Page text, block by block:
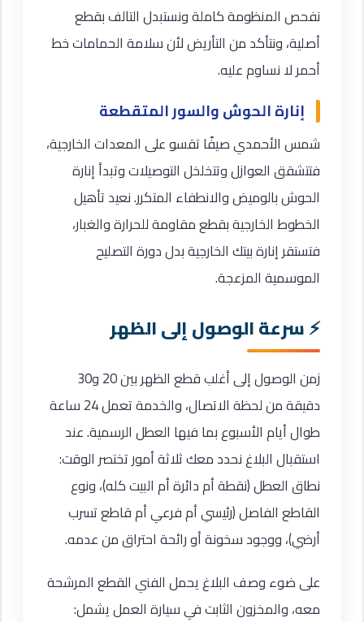
نفحص المنظومة كاملة ونستبدل التالف بقطع
أصلية، ونتأكد من التأريض لأن سلامة الحمامات خط
أحمر لا نساوم عليه.
إنارة الحوش والسور المتقطعة
شمس الأحمدي صيفًا تقسو على المعدات الخارجية،
فتتشقق العوازل وتتخلخل التوصيلات وتبدأ إنارة
الحوش بالوميض والانطفاء المتكرر. نعيد تأهيل
الخطوط الخارجية بقطع مقاومة للحرارة والغبار،
فتستقر إنارة بيتك الخارجية بدل دورة التصليح
الموسمية المزعجة.
سرعة الوصول إلى الظهر
زمن الوصول إلى أغلب قطع الظهر بين 20 و30
دقيقة من لحظة الاتصال، والخدمة تعمل 24 ساعة
طوال أيام الأسبوع بما فيها العطل الرسمية. عند
استقبال البلاغ نحدد معك ثلاثة أمور تختصر الوقت:
نطاق العطل (نقطة أم دائرة أم البيت كله)، ونوع
القاطع الفاصل (رئيسي أم فرعي أم قاطع تسرب
أرضي)، ووجود سخونة أو رائحة احتراق من عدمه.
على ضوء وصف البلاغ يحمل الفني القطع المرشحة
معه، والمخزون الثابت في سيارة العمل يشمل: